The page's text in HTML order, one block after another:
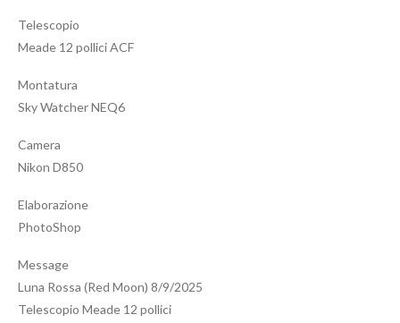
Telescopio
Meade 12 pollici ACF
Montatura
Sky Watcher NEQ6
Camera
Nikon D850
Elaborazione
PhotoShop
Message
Luna Rossa (Red Moon) 8/9/2025
Telescopio Meade 12 pollici